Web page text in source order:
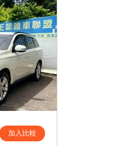
加入比較